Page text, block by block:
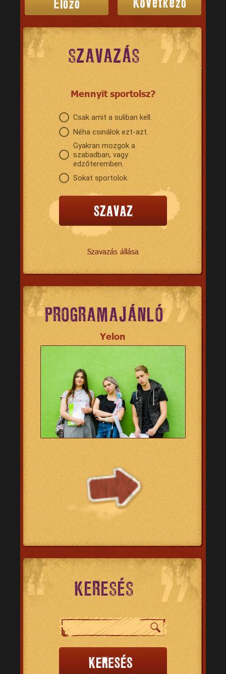
SZAVAZÁS
Mennyit sportolsz?
Csak amit a suliban kell.
Néha csinálok ezt-azt.
Gyakran mozgok a
szabadban, vagy
edzőteremben.
Sokat sportolok.
Szavazás állása
PROGRAMAJÁNLÓ
Yelon
KERESÉS